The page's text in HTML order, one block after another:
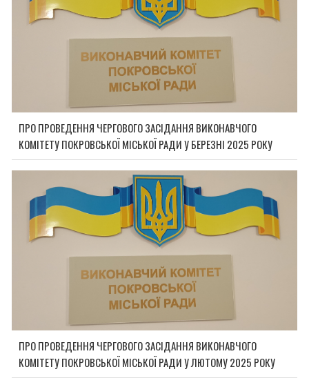
ПРО ПРОВЕДЕННЯ ЧЕРГОВОГО ЗАСІДАННЯ ВИКОНАВЧОГО
КОМІТЕТУ ПОКРОВСЬКОЇ МІСЬКОЇ РАДИ У БЕРЕЗНІ 2025 РОКУ
ПРО ПРОВЕДЕННЯ ЧЕРГОВОГО ЗАСІДАННЯ ВИКОНАВЧОГО
КОМІТЕТУ ПОКРОВСЬКОЇ МІСЬКОЇ РАДИ У ЛЮТОМУ 2025 РОКУ